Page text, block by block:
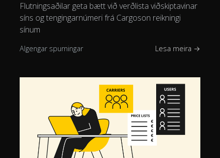
Flutningsaðilar geta bætt við verðlista viðskiptavinar
síns og tengingarnúmeri frá Cargoson reikningi
sínum
Algengar spurningar Lesa meira →